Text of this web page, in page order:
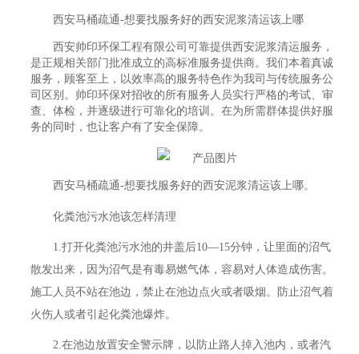
西安马桶疏通-想要找服务好的西安泥浆清运该上哪
西安帅印环保工程有限公司可靠提供西安泥浆清运服务，
是正规相关部门批准成立的高标准服务提供商。我们本着真诚
服务，顾客至上，以效率高的服务特色作为我司与传统服务公
司区别。帅印环保对招收的所有服务人员实行严格的考试、审
查、体检，并逐级进行可靠化的培训。在为所需群体提供好服
务的同时，也让客户有了安全保障。
西安马桶疏通-想要找服务好的西安泥浆清运该上哪。
化粪池污水池该怎样清理
1.打开化粪池污水池的井盖后10—15分钟，让里面的沼气
散发出来，因为沼气是有毒易燃气体，容易对人体造成伤害。
施工人员不站在池边，禁止在池边点火或者吸烟。防止沼气着
火伤人或者引起化粪池爆炸。
2.在池边放置安全警示牌，以防止路人掉入池内，或者汽